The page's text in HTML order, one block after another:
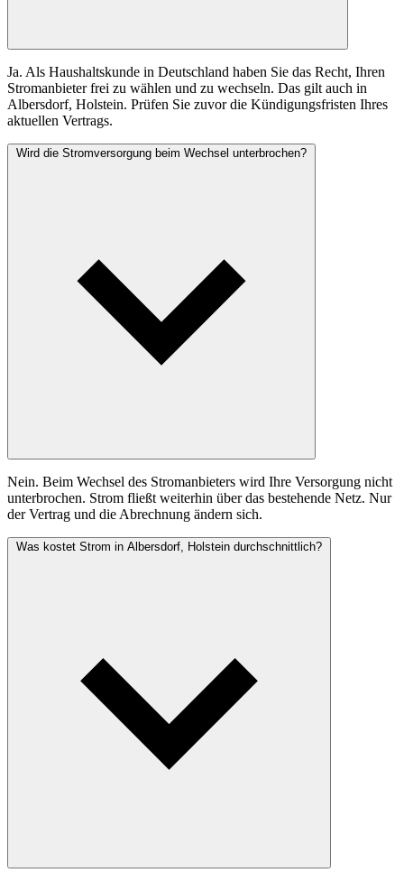
Ja. Als Haushaltskunde in Deutschland haben Sie das Recht, Ihren
Stromanbieter frei zu wählen und zu wechseln. Das gilt auch in
Albersdorf, Holstein. Prüfen Sie zuvor die Kündigungsfristen Ihres
aktuellen Vertrags.
Wird die Stromversorgung beim Wechsel unterbrochen?
Nein. Beim Wechsel des Stromanbieters wird Ihre Versorgung nicht
unterbrochen. Strom fließt weiterhin über das bestehende Netz. Nur
der Vertrag und die Abrechnung ändern sich.
Was kostet Strom in Albersdorf, Holstein durchschnittlich?